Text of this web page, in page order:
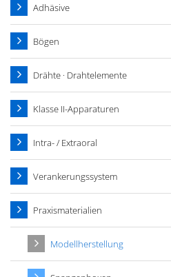
Adhäsive
Bögen
Drähte · Drahtelemente
Klasse II-Apparaturen
Intra- / Extraoral
Verankerungssystem
Praxismaterialien
Modellherstellung